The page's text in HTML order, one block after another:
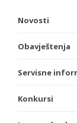
Novosti
Obavještenja
Servisne
Konkursi